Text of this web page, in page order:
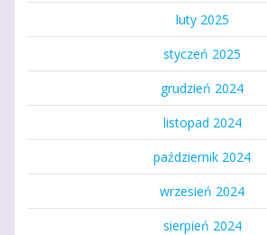
luty 2025
styczeń 2025
grudzień 2024
listopad 2024
październik 2024
wrzesień 2024
sierpień 2024